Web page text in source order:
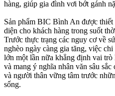
hàng, giúp gia đình vơi bớt gánh
Sản phẩm BIC Bình An được thiết
diện cho khách hàng trong suốt
Trước thực trạng các nguy cơ về
nghèo ngày càng gia tăng, việc
lớn một lần nữa khẳng định vai
và mang ý nghĩa nhân văn sâu
và người thân vững tâm trước
sống.